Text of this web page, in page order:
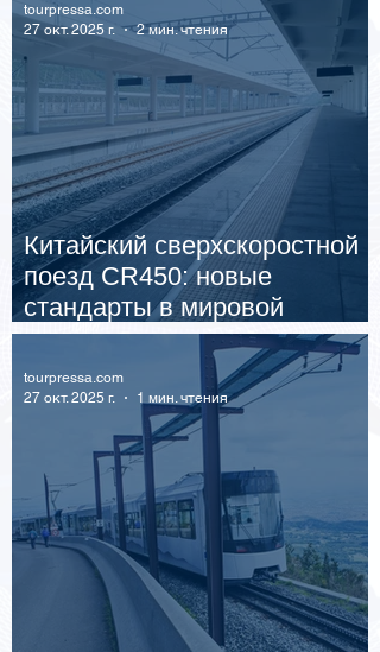
Китайский сверхскоростной
поезд CR450: новые
стандарты в мировой
железнодорожной отрасли
tourpressa.com
27 окт. 2025 г.
2 мин. чтения
tourpressa.com
27 окт. 2025 г.
1 мин. чтения